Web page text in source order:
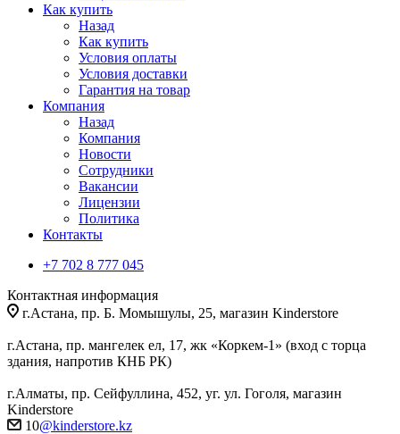
Как купить
Назад
Как купить
Условия оплаты
Условия доставки
Гарантия на товар
Компания
Назад
Компания
Новости
Сотрудники
Вакансии
Лицензии
Политика
Контакты
+7 702 8 777 045
Контактная информация
г.Астана, пр. Б. Момышулы, 25, магазин Kinderstore
г.Астана, пр. мангелек ел, 17, жк «Коркем-1» (вход с торца
здания, напротив КНБ РК)
г.Алматы, пр. Сейфуллина, 452, уг. ул. Гоголя, магазин
Kinderstore
10@kinderstore.kz